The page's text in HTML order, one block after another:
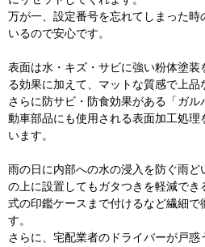
万が一、設定番号を忘れてしまった
いるので安心です。
表面は水・キズ・サビに強い粉体塗
る効果に加えて、マットな質感で上品
さらに防サビ・防食効果がある「ガ
動車部品にも使用される表面加工処
います。
雨の日に内部への水の浸入を防ぐ雨
の上に設置してもガタつきを軽減でき
式の印鑑ケースまで付けるなど繊細
す。
さらに、宅配業者のドライバーが戸